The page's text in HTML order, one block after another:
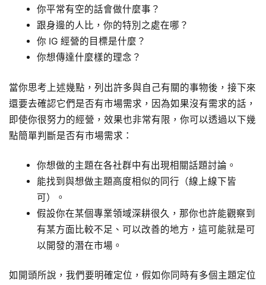
你平常有空的話會做什麼事？
跟身邊的人比，你的特別之處在哪？
你 IG 經營的目標是什麼？
你想傳達什麼樣的理念？
當你思考上述幾點，列出許多與自己有關的事物後，接下來
還要去確認它們是否有市場需求，因為如果沒有需求的話，
即使你很努力的經營，效果也非常有限，你可以透過以下幾
點簡單判斷是否有市場需求：
你想做的主題在各社群中有出現相關話題討論。
能找到與想做主題高度相似的同行（線上線下皆
可）。
假設你在某個專業領域深耕很久，那你也許能觀察到
有某方面比較不足、可以改善的地方，這可能就是可
以開發的潛在市場。
如開頭所說，我們要明確定位，假如你同時有多個主題定位